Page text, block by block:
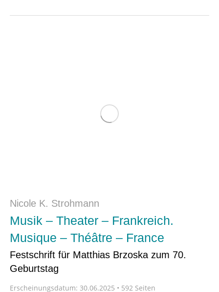
Nicole K. Strohmann
Musik – Theater – Frankreich.
Musique – Théâtre – France
Festschrift für Matthias Brzoska zum 70.
Geburtstag
Erscheinungsdatum: 30.06.2025 • 592 Seiten